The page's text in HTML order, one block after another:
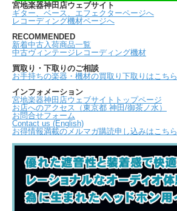
宮地楽器神田店ウェブサイト
ギター、ベース、エフェクターページへ
レコーディング機材ページへ
RECOMMENDED
新着中古入荷商品一覧
中古ヴィンテージレコーディング機材
買取り・下取りのご相談
お手持ちの楽器・機材の買取り下取りはこちら
インフォメーション
宮地楽器神田店ウェブサイトトップページ
お店へのアクセス（東京都 神田/御茶ノ水）
お問合せフォーム
Contact us (English)
お得情報満載のメルマガ購読申し込みはこちら